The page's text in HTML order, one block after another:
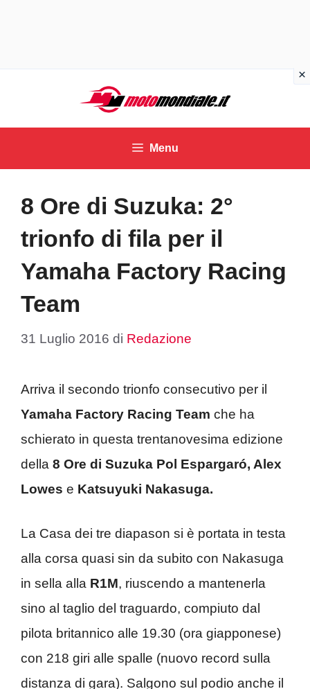
contenuto
Menu
8 Ore di Suzuka: 2°
trionfo di fila per il
Yamaha Factory Racing
Team
31 Luglio 2016 di Redazione
Arriva il secondo trionfo consecutivo per il
Yamaha Factory Racing Team che ha
schierato in questa trentanovesima edizione
della 8 Ore di Suzuka Pol Espargaró, Alex
Lowes e Katsuyuki Nakasuga.
La Casa dei tre diapason si è portata in testa
alla corsa quasi sin da subito con Nakasuga
in sella alla R1M, riuscendo a mantenerla
sino al taglio del traguardo, compiuto dal
pilota britannico alle 19.30 (ora giapponese)
con 218 giri alle spalle (nuovo record sulla
distanza di gara). Salgono sul podio anche il